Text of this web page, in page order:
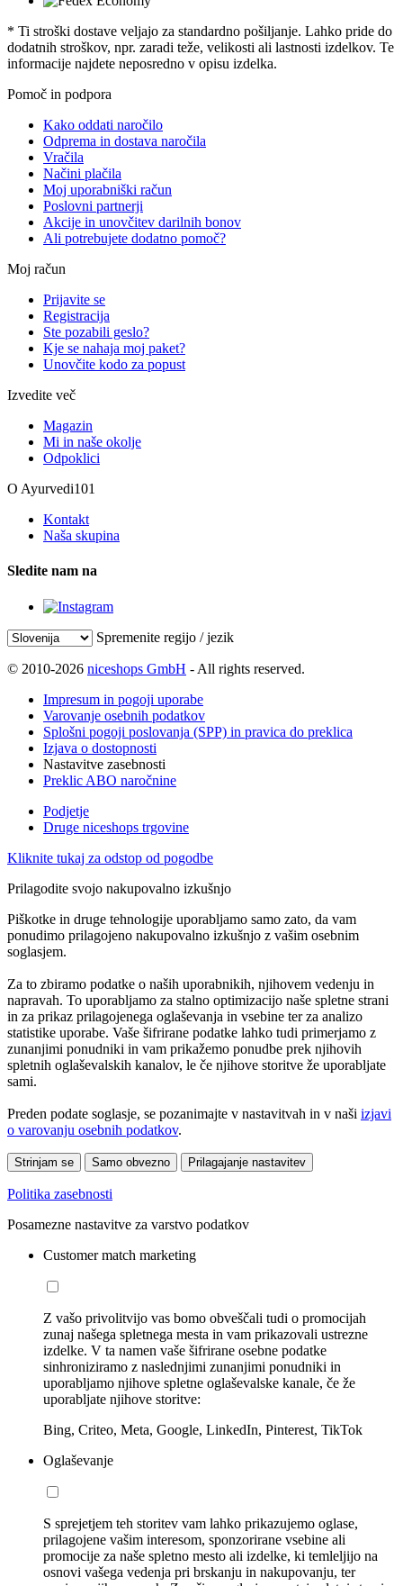
* Ti stroški dostave veljajo za standardno pošiljanje. Lahko pride do
dodatnih stroškov, npr. zaradi teže, velikosti ali lastnosti izdelkov. Te
informacije najdete neposredno v opisu izdelka.
Pomoč in podpora
Kako oddati naročilo
Odprema in dostava naročila
Vračila
Načini plačila
Moj uporabniški račun
Poslovni partnerji
Akcije in unovčitev darilnih bonov
Ali potrebujete dodatno pomoč?
Moj račun
Prijavite se
Registracija
Ste pozabili geslo?
Kje se nahaja moj paket?
Unovčite kodo za popust
Izvedite več
Magazin
Mi in naše okolje
Odpoklici
O Ayurvedi101
Kontakt
Naša skupina
Sledite nam na
Spremenite regijo / jezik
© 2010-2026 niceshops GmbH - All rights reserved.
Impresum in pogoji uporabe
Varovanje osebnih podatkov
Splošni pogoji poslovanja (SPP) in pravica do preklica
Izjava o dostopnosti
Nastavitve zasebnosti
Preklic ABO naročnine
Podjetje
Druge niceshops trgovine
Kliknite tukaj za odstop od pogodbe
Prilagodite svojo nakupovalno izkušnjo
Piškotke in druge tehnologije uporabljamo samo zato, da vam
ponudimo prilagojeno nakupovalno izkušnjo z vašim osebnim
soglasjem.
Za to zbiramo podatke o naših uporabnikih, njihovem vedenju in
napravah. To uporabljamo za stalno optimizacijo naše spletne strani
in za prikaz prilagojenega oglaševanja in vsebine ter za analizo
statistike uporabe. Vaše šifrirane podatke lahko tudi primerjamo z
zunanjimi ponudniki in vam prikažemo ponudbe prek njihovih
spletnih oglaševalskih kanalov, le če njihove storitve že uporabljate
sami.
Preden podate soglasje, se pozanimajte v nastavitvah in v naši izjavi
o varovanju osebnih podatkov.
Strinjam se Samo obvezno Prilagajanje nastavitev
Politika zasebnosti
Posamezne nastavitve za varstvo podatkov
Customer match marketing
Z vašo privolitvijo vas bomo obveščali tudi o promocijah
zunaj našega spletnega mesta in vam prikazovali ustrezne
izdelke. V ta namen vaše šifrirane osebne podatke
sinhroniziramo z naslednjimi zunanjimi ponudniki in
uporabljamo njihove spletne oglaševalske kanale, če že
uporabljate njihove storitve:
Bing, Criteo, Meta, Google, LinkedIn, Pinterest, TikTok
Oglaševanje
S sprejetjem teh storitev vam lahko prikazujemo oglase,
prilagojene vašim interesom, sponzorirane vsebine ali
promocije za naše spletno mesto ali izdelke, ki temleljijo na
osnovi vašega vedenja pri brskanju in nakupovanju, ter